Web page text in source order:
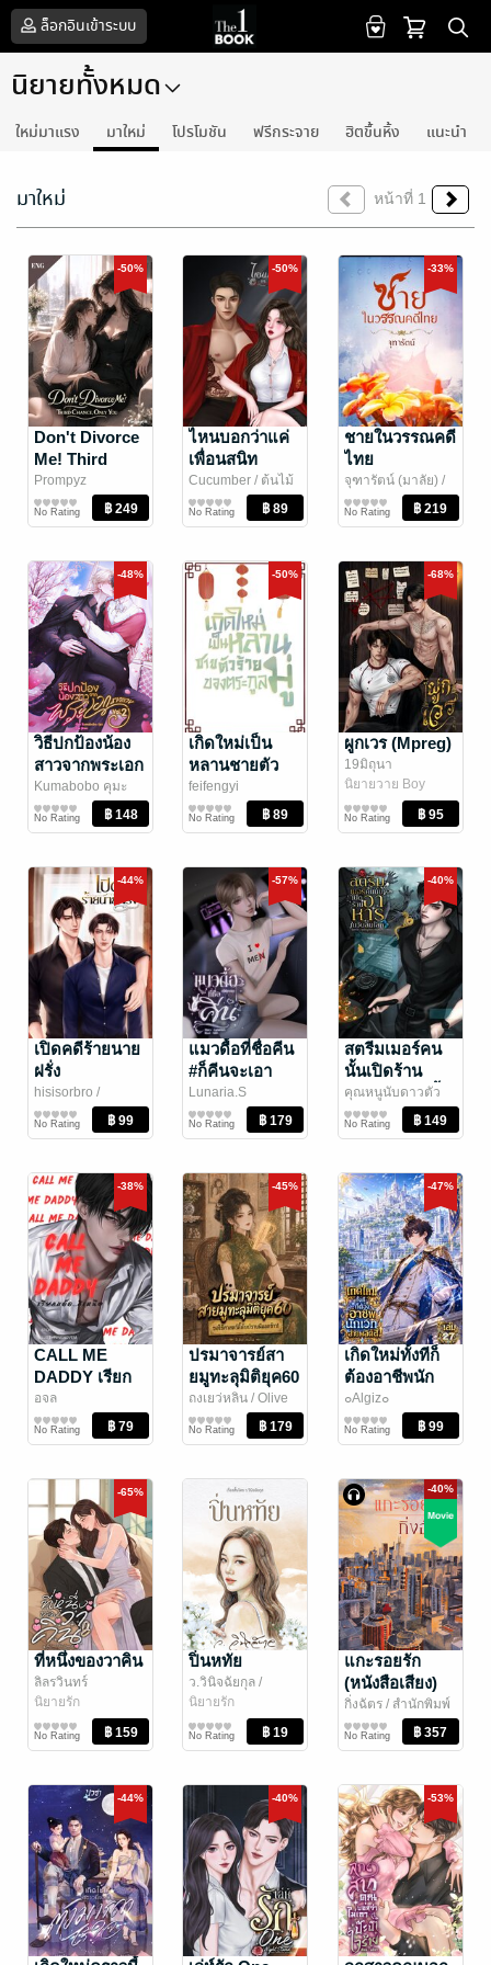
ล็อกอินเข้าระบบ
นิยายทั้งหมด
ใหม่มาแรง มาใหม่ โปรโมชัน ฟรีกระจาย ฮิตขึ้นหิ้ง แนะนำ
มาใหม่ หน้าที่ 1
-50%
Don't Divorce
Me! Third
Chance, Only
You
Prompyz
นิยาย Girl
Love/Yuri
No Rating
-50%
ไหนบอกว่าแค่
เพื่อนสนิท
Cucumber / ต้นไม้
หลากสี
นิยายโรมานซ์
No Rating
-33%
ชายในวรรณคดี
ไทย
จุฑารัตน์ (มาลัย)/
จุฑารัตน์
วรรณกรรมคลาสสิก/
วรรณคดีไทย
No Rating
-48%
วิธีปกป้องน้อง
สาวจากพระเอก
ธงแดง เล่ม 2
(เล่มจบ)
Kumabobo คุมะ
นิยายวาย Boy
Love / Yaoi
No Rating
-50%
เกิดใหม่เป็น
หลานชายตัว
ร้ายของตระกู
ลมู่
feifengyi
นิยายวาย Boy
Love / Yaoi
No Rating
-68%
ผูกเวร (Mpreg)
19มิถุนา
นิยายวาย Boy
Love / Yaoi
No Rating
-44%
เปิดคดีร้ายนาย
ฝรั่ง
hisisorbro /
hisisorbro (ลูฟ)
นิยายวาย Boy
Love / Yaoi
No Rating
-57%
แมวดื้อที่ชื่อคีน
#ก็คีนจะเอา
Lunaria.S
นิยายวาย Boy
Love / Yaoi
No Rating
-40%
สตรีมเมอร์คน
นั้นเปิดร้าน
อาหารในวันสิ้น
โลก
คุณหนูนับดาวตัว
น้อย|LM☾ / Little
Moon Studio
นิยายวาย Boy
Love / Yaoi
No Rating
-38%
CALL ME
DADDY เรียก
แด๊ด…สิเหนือ
อจล
นิยายวาย Boy
Love / Yaoi
No Rating
-45%
ปรมาจารย์สา
ยมูทะลุมิติยุค60
ขอใช้ศาสตร์
ลี้ลับปราบผีแลก
ข้าว เล่ม2
ถงเยว่หลิน / Olive
Novel
นิยายแฟนตาซี
No Rating
-47%
เกิดใหม่ทั้งทีก็
ต้องอาชีพนัก
เวทสายผลิตสิ!
เล่ม 27
๐Algiz๐
นิยายแฟนตาซี
No Rating
-65%
ที่หนึ่งของวาคิน
ลิลรวินทร์
นิยายรัก
No Rating
ปิ่นหทัย
ว.วินิจฉัยกุล /
ว.วินิจฉัยกุล, แก้ว
เก้า
นิยายรัก
No Rating
-40%
แกะรอยรัก
(หนังสือเสียง)
กิ่งฉัตร/ สำนักพิมพ์
ลูกองุ่น
นิยายรัก
No Rating
-44% -40% -53%